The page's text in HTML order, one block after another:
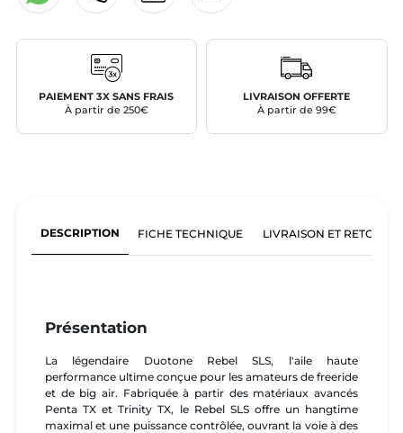
PAIEMENT 3X SANS FRAIS
À partir de 250€
LIVRAISON OFFERTE
À partir de 99€
DESCRIPTION FICHE TECHNIQUE LIVRAISON ET RETOURS
Présentation
La légendaire Duotone Rebel SLS, l'aile haute
performance ultime conçue pour les amateurs de freeride
et de big air. Fabriquée à partir des matériaux avancés
Penta TX et Trinity TX, le Rebel SLS offre un hangtime
maximal et une puissance contrôlée, ouvrant la voie à des